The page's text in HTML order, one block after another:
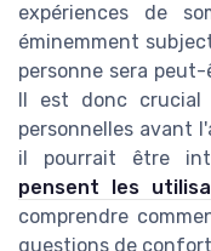
expériences de
éminemment
personne sera
Il est donc crucial
personnelles avant
il pourrait être
pensent les
comprendre
questions de